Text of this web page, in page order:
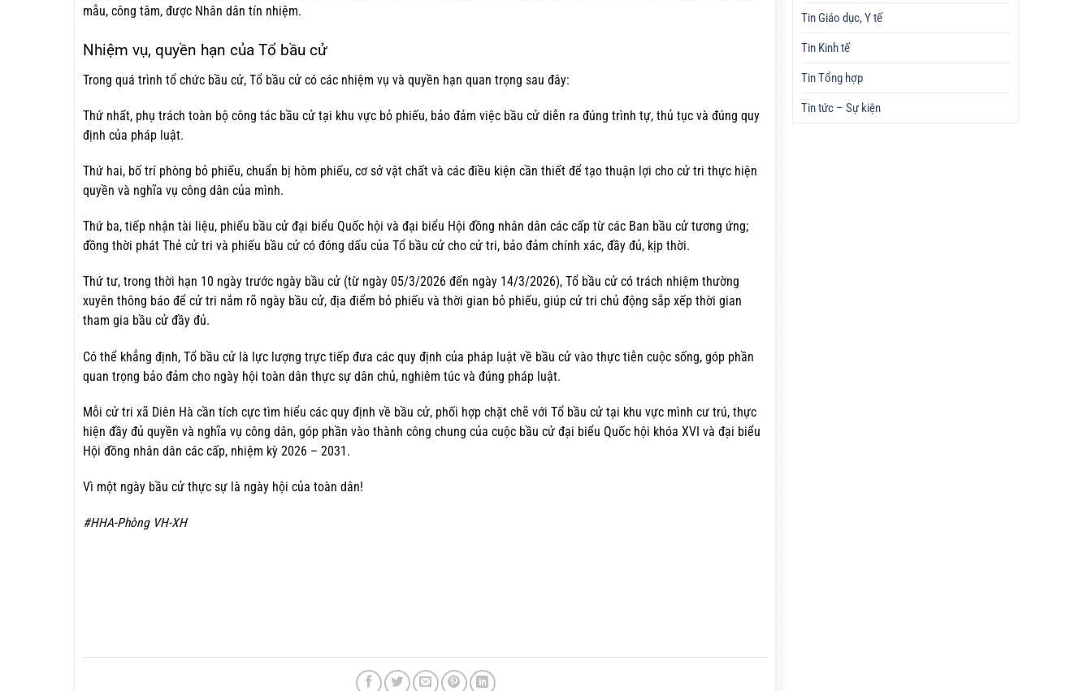
mẫu, công tâm, được Nhân dân tín nhiệm.
Nhiệm vụ, quyền hạn của Tổ bầu cử
Trong quá trình tổ chức bầu cử, Tổ bầu cử có các nhiệm vụ và quyền hạn quan trọng sau đây:
Thứ nhất, phụ trách toàn bộ công tác bầu cử tại khu vực bỏ phiếu, bảo đảm việc bầu cử diễn ra đúng trình tự, thủ tục và đúng quy
định của pháp luật.
Thứ hai, bố trí phòng bỏ phiếu, chuẩn bị hòm phiếu, cơ sở vật chất và các điều kiện cần thiết để tạo thuận lợi cho cử tri thực hiện
quyền và nghĩa vụ công dân của mình.
Thứ ba, tiếp nhận tài liệu, phiếu bầu cử đại biểu Quốc hội và đại biểu Hội đồng nhân dân các cấp từ các Ban bầu cử tương ứng;
đồng thời phát Thẻ cử tri và phiếu bầu cử có đóng dấu của Tổ bầu cử cho cử tri, bảo đảm chính xác, đầy đủ, kịp thời.
Thứ tư, trong thời hạn 10 ngày trước ngày bầu cử (từ ngày 05/3/2026 đến ngày 14/3/2026), Tổ bầu cử có trách nhiệm thường
xuyên thông báo để cử tri nắm rõ ngày bầu cử, địa điểm bỏ phiếu và thời gian bỏ phiếu, giúp cử tri chủ động sắp xếp thời gian
tham gia bầu cử đầy đủ.
Có thể khẳng định, Tổ bầu cử là lực lượng trực tiếp đưa các quy định của pháp luật về bầu cử vào thực tiễn cuộc sống, góp phần
quan trọng bảo đảm cho ngày hội toàn dân thực sự dân chủ, nghiêm túc và đúng pháp luật.
Mỗi cử tri xã Diên Hà cần tích cực tìm hiểu các quy định về bầu cử, phối hợp chặt chẽ với Tổ bầu cử tại khu vực mình cư trú, thực
hiện đầy đủ quyền và nghĩa vụ công dân, góp phần vào thành công chung của cuộc bầu cử đại biểu Quốc hội khóa XVI và đại biểu
Hội đồng nhân dân các cấp, nhiệm kỳ 2026 – 2031.
Vì một ngày bầu cử thực sự là ngày hội của toàn dân!
#HHA-Phòng VH-XH
Tin Giáo dục, Y tế
Tin Kinh tế
Tin Tổng hợp
Tin tức – Sự kiện